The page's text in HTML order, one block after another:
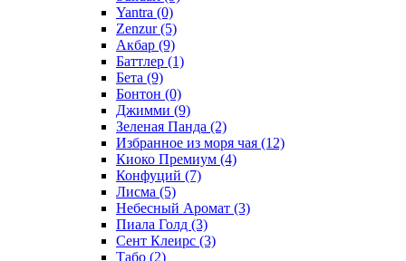
Yantra (0)
Zenzur(5)
Акбар (9)
Баттлер (1)
Бета (9)
Бонтон (0)
Джимми (9)
Зеленая Панда (2)
Избранное из моря чая (12)
Киоко Премиум (4)
Конфуций (7)
Лисма (5)
Небесный Аромат (3)
Пиала Голд (3)
Сент Клеирс (3)
Табо (2)